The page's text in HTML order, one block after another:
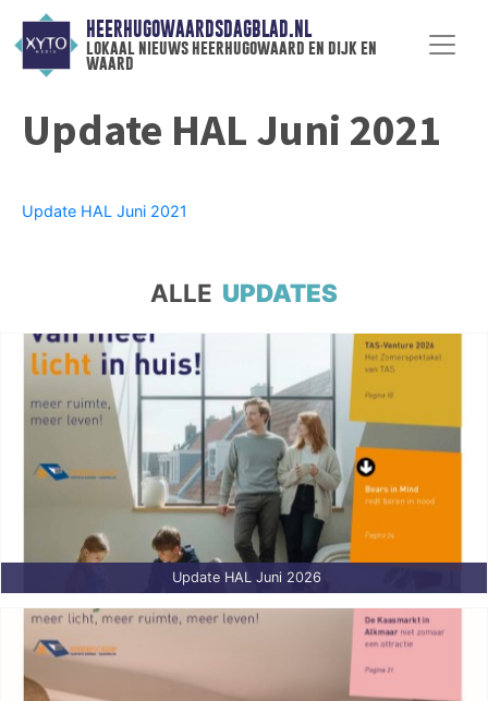
HEERHUGOWAARDSDAGBLAD.NL
lokaal nieuws heerhugowaard en dijk en
waard
Update HAL Juni 2021
Update HAL Juni 2021
ALLE UPDATES
Update HAL Juni 2026